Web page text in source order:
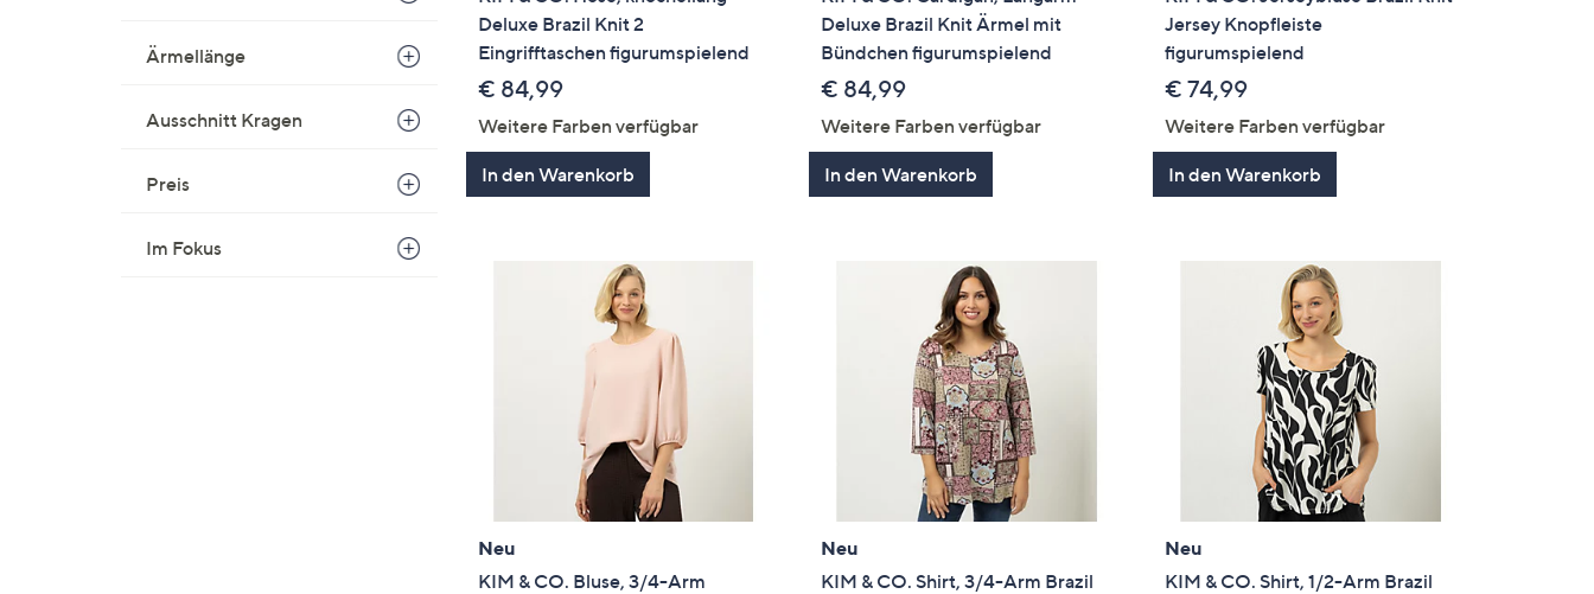
Ärmellänge
Ausschnitt Kragen
Preis
Im Fokus
Deluxe Brazil Knit 2
Eingrifftaschen figurumspielend
€ 84,99
Weitere Farben verfügbar
In den Warenkorb
Deluxe Brazil Knit Ärmel mit
Bündchen figurumspielend
€ 84,99
Weitere Farben verfügbar
In den Warenkorb
Jersey Knopfleiste
figurumspielend
€ 74,99
Weitere Farben verfügbar
In den Warenkorb
Neu
KIM & CO. Bluse, 3/4-Arm
Neu
KIM & CO. Shirt, 3/4-Arm Brazil
Neu
KIM & CO. Shirt, 1/2-Arm Brazil